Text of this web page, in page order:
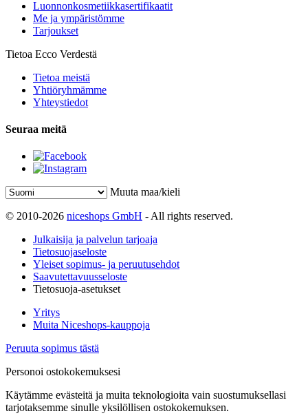
Luonnonkosmetiikkasertifikaatit
Me ja ympäristömme
Tarjoukset
Tietoa Ecco Verdestä
Tietoa meistä
Yhtiöryhmämme
Yhteystiedot
Seuraa meitä
Muuta maa/kieli
© 2010-2026 niceshops GmbH - All rights reserved.
Julkaisija ja palvelun tarjoaja
Tietosuojaseloste
Yleiset sopimus- ja peruutusehdot
Saavutettavuusseloste
Tietosuoja-asetukset
Yritys
Muita Niceshops-kauppoja
Peruuta sopimus tästä
Personoi ostokokemuksesi
Käytämme evästeitä ja muita teknologioita vain suostumuksellasi
tarjotaksemme sinulle yksilöllisen ostokokemuksen.